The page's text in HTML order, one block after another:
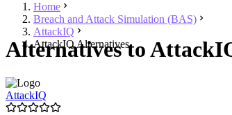
Home
Breach and Attack Simulation (BAS)
AttackIQ
AttackIQ Alternatives
Alternatives to
AttackIQ